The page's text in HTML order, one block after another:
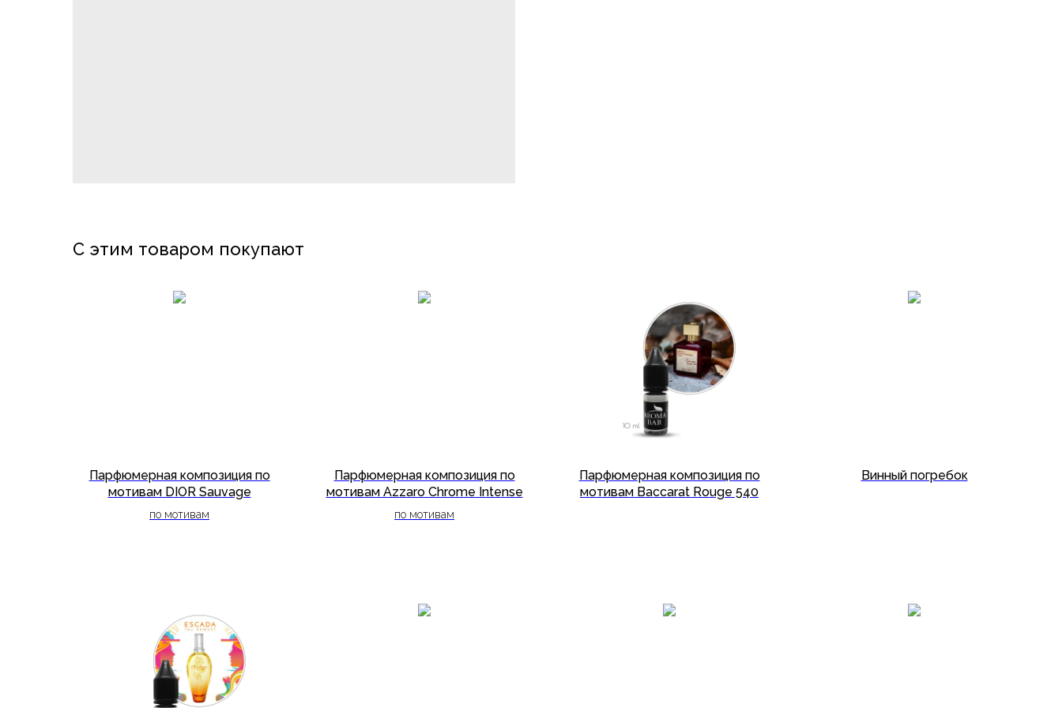
С этим товаром покупают
Парфюмерная композиция по
мотивам DIOR Sauvage
по мотивам
Парфюмерная композиция по
мотивам Azzaro Chrome Intense
по мотивам
Парфюмерная композиция по
мотивам Baccarat Rouge 540
Винный погребок